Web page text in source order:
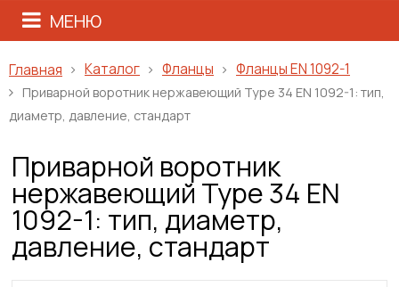
МЕНЮ
Главная Каталог Фланцы Фланцы EN 1092-1
Приварной воротник нержавеющий Type 34 EN 1092-1: тип,
диаметр, давление, стандарт
Приварной воротник
нержавеющий Type 34 EN
1092-1: тип, диаметр,
давление, стандарт